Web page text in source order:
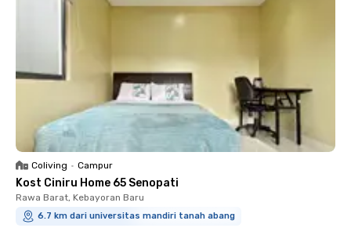
Coliving • Campur
Kost Ciniru Home 65 Senopati
Rawa Barat, Kebayoran Baru
6.7 km dari universitas mandiri tanah abang